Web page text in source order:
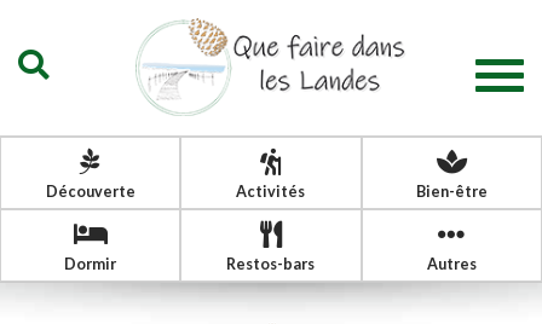
Découverte Activités Bien-être
Dormir Restos-bars Autres